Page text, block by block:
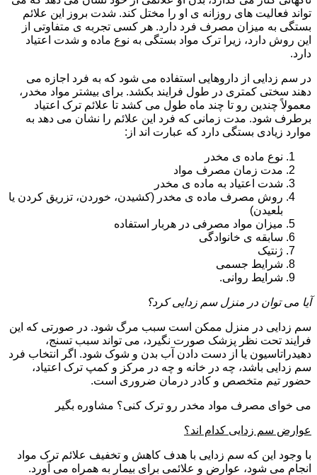
تواند فعالیت های روزانه ی او را مختل کند. شدت بروز این علائم
بستگی به میزان مصرف فرد دارد. هر کسی تجربه ی متفاوتی از
این روش دارد، زیرا ترک مواد بستگی به نوع ماده و شدت اعتیاد
دارد.
در سم زدایی از داروهایی استفاده می شود که به فرد اجازه می
دهند سختی کمتری در طول فرایند بکشد. برای بیشتر مواد مخدر،
معمولاً چندین رو تا چند ماه طول می کشد تا علائم ترک اعتیاد
برطرف شود. مدت زمانی که فرد این علائم را نشان می دهد به
موارد زیادی بستگی دارد که عبارت اند از:
نوع ماده ی مخدر
مدت زمان مصرف مواد
شدت اعتیاد به ماده ی مخدر
روش مصرف ماده ی مخدر (کشیدن، خوردن، تزریق کردن یا
بلعیدن)
میزان مواد مصرفی در هربار استفاده
سابقه ی خانوادگی
ژنتیک
شرایط جسمی
شرایط روانی.
آیا می توان در منزل سم زدایی کرد؟
سم زدایی در منزل ممکن است سبب مرگ شود. در صورتی که این
فرایند تحت نظر پزشک صورت نگیرد، می تواند سبب تسنج،
دهیدراتاسیون یا از دست دادن آب بدن و شوک شود. اگر انتخاب فرد
سم زدایی باشد، چه در خانه و چه در مرکز و کمپ ترک اعتیاد،
حضور تیم متخصص و کادر درمان ضروری است.
می خوای مصرف مواد مخدر رو ترک کنی؟ مشاوره بگیر
عوارض سم زدایی کدام اند؟
با وجود این که سم زدایی با هدف کاهش و تخفیف علائم ترک مواد
انجام می شود، عوارض و علائمی برای بیمار به همراه می آورد.